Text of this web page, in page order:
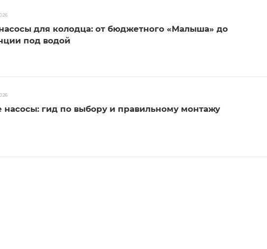
для колодца: от бюджетного «Малыша» до
под водой
гид по выбору и правильному монтажу